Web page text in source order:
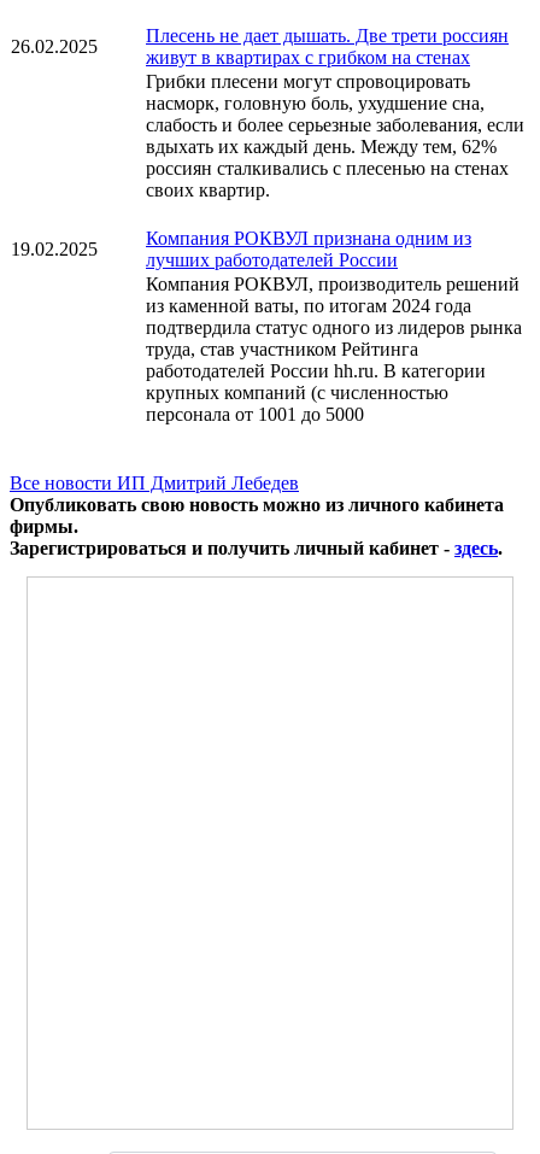
26.02.2025
Плесень не дает дышать. Две трети россиян
живут в квартирах с грибком на стенах
Грибки плесени могут спровоцировать
насморк, головную боль, ухудшение сна,
слабость и более серьезные заболевания, если
вдыхать их каждый день. Между тем, 62%
россиян сталкивались с плесенью на стенах
своих квартир.
19.02.2025
Компания РОКВУЛ признана одним из
лучших работодателей России
Компания РОКВУЛ, производитель решений
из каменной ваты, по итогам 2024 года
подтвердила статус одного из лидеров рынка
труда, став участником Рейтинга
работодателей России hh.ru. В категории
крупных компаний (с численностью
персонала от 1001 до 5000
Все новости ИП Дмитрий Лебедев
Опубликовать свою новость можно из личного кабинета
фирмы.
Зарегистрироваться и получить личный кабинет - здесь.